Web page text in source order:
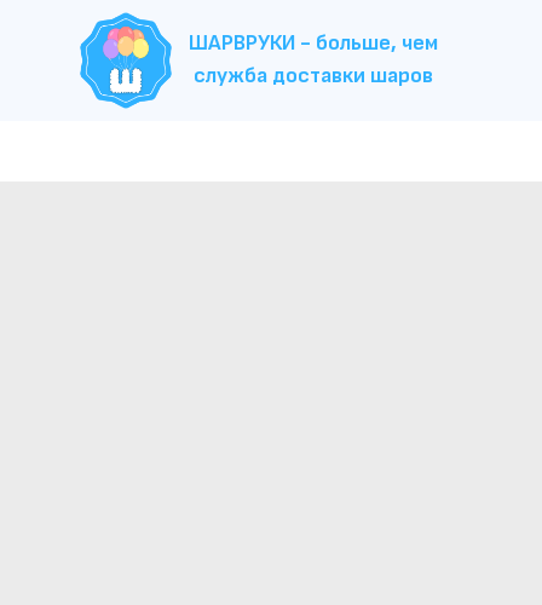
ШАРВРУКИ - больше, чем
служба доставки шаров